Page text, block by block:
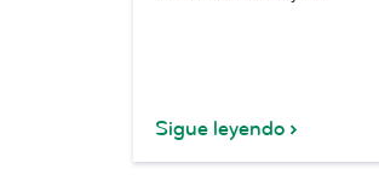
Sigue leyendo